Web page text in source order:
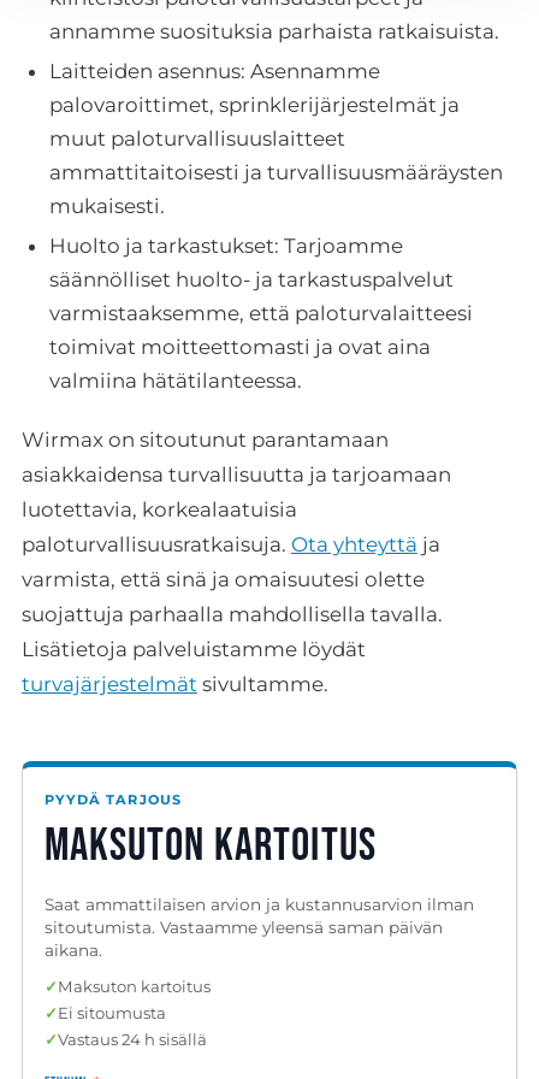
annamme suosituksia parhaista ratkaisuista.
Laitteiden asennus: Asennamme
palovaroittimet, sprinklerijärjestelmät ja
muut paloturvallisuuslaitteet
ammattitaitoisesti ja turvallisuusmääräysten
mukaisesti.
Huolto ja tarkastukset: Tarjoamme
säännölliset huolto- ja tarkastuspalvelut
varmistaaksemme, että paloturvalaitteesi
toimivat moitteettomasti ja ovat aina
valmiina hätätilanteessa.
Wirmax on sitoutunut parantamaan
asiakkaidensa turvallisuutta ja tarjoamaan
luotettavia, korkealaatuisia
paloturvallisuusratkaisuja. Ota yhteyttä ja
varmista, että sinä ja omaisuutesi olette
suojattuja parhaalla mahdollisella tavalla.
Lisätietoja palveluistamme löydät
turvajärjestelmät sivultamme.
PYYDÄ TARJOUS
Maksuton kartoitus
Saat ammattilaisen arvion ja kustannusarvion ilman
sitoutumista. Vastaamme yleensä saman päivän
aikana.
✓Maksuton kartoitus
✓Ei sitoumusta
✓Vastaus 24 h sisällä